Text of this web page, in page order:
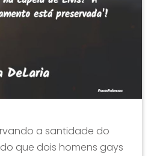
a santidade do
que dois homens gays